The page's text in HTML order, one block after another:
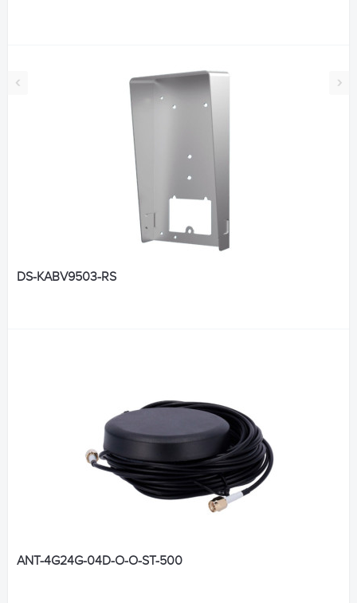
‹ ›
DS-KABV9503-RS
ANT-4G24G-04D-O-O-ST-500